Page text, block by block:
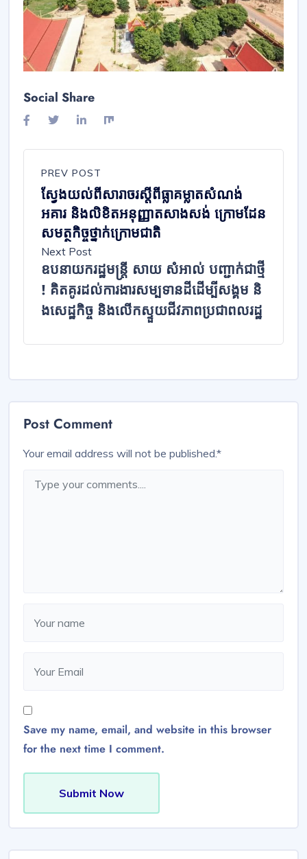
Social Share
PREV POST
ស្វែងយល់ពីសារាចរ​ស្ដីពី​ធ្លាគម្លាតសំណង់
អគារ និង​លិខិត​អនុញ្ញាត​សាងសង់​ ក្រោមដែន
សមត្ថកិច្ច​ថ្នាក់​ក្រោមជាតិ​
Next Post
ឧបនាយករដ្ឋមន្ត្រី សាយ សំអាល់ បញ្ជាក់ជាថ្មី
! គិតគូរដល់​ការងារសម្បទា​នដីដើ​ម្បី​សង្គ​ម និ​
ង​សេ​ដ្ឋ​កិច្ច​ ​និ​ងលើកស្ទួយជីវ​ភាព​ប្រជា​ពល​រដ្ឋ
Post Comment
Your email address will not be published.*
Save my name, email, and website in this browser
for the next time I comment.
Submit Now